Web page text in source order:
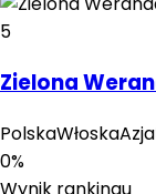
5
Zielona
PolskaWłoska
0%
Wynik rankingu